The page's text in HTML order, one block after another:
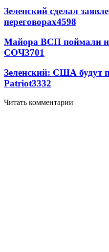
Зеленский сделал
переговорах4598
Майора ВСП поймали
СОЧ3701
Зеленский: США будут
Patriot3332
Читать комментарии